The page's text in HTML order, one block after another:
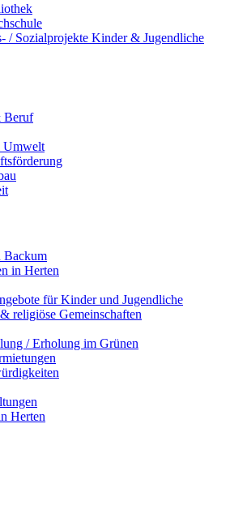
/ Sozialprojekte Kinder & Jugendliche
Beruf
Backum
in Herten
für Kinder und Jugendliche
religiöse Gemeinschaften
/ Erholung im Grünen
Herten